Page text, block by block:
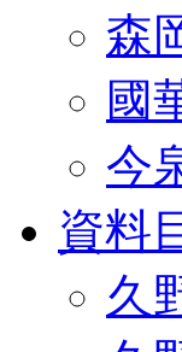
森
國
今
資料
久